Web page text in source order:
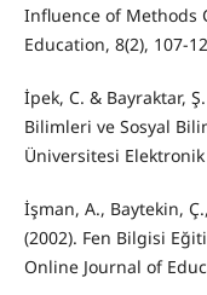
Influence of Methods
Education, 8(2), 107-
İpek, C. & Bayraktar,
Bilimleri ve Sosyal
Üniversitesi
İşman, A., Baytekin,
(2002). Fen Bilgisi
Online Journal of